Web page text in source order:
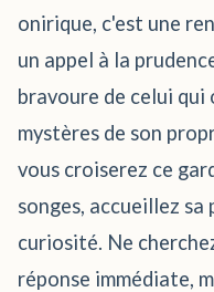
onirique, c'est une
un appel à la
bravoure de celui qui
mystères de son
vous croiserez ce
songes, accueillez
curiosité. Ne
réponse immédiate,